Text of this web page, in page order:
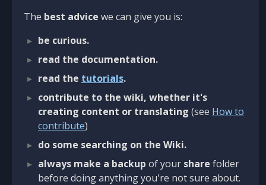
The best advice we can give you is:
be curious.
read the documentation.
read the tutorials.
contribute to the wiki, whether it's
creating content or translating (see How to
contribute)
do some searching on the Wiki.
always make a backup of your share folder
before doing anything you're not sure about.